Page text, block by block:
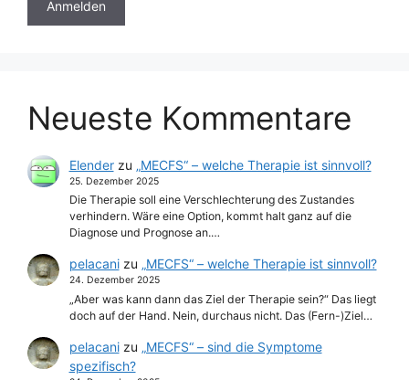
Neueste Kommentare
Elenderzu „MECFS“ – welche Therapie ist sinnvoll?
25. Dezember 2025
Die Therapie soll eine Verschlechterung des Zustandes
verhindern. Wäre eine Option, kommt halt ganz auf die
Diagnose und Prognose an.…
pelacanizu „MECFS“ – welche Therapie ist sinnvoll?
24. Dezember 2025
„Aber was kann dann das Ziel der Therapie sein?“ Das liegt
doch auf der Hand. Nein, durchaus nicht. Das (Fern-)Ziel…
pelacanizu „MECFS“ – sind die Symptome
spezifisch?